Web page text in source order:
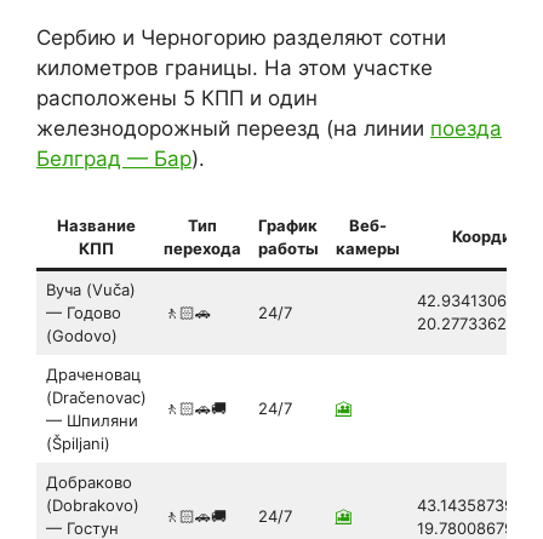
Сербию и Черногорию разделяют сотни
километров границы. На этом участке
расположены 5 КПП и один
железнодорожный переезд (на линии поезда
Белград — Бар).
Название
КПП
Тип
перехода
График
работы
Веб-
камеры
Вуча (Vuča)
— Годово
(Godovo)
🚶🏻🚗 24/7
Драченовац
(Dračenovac)
— Шпиляни
(Špiljani)
🚶🏻🚗🚚 24/7 🎦
Добраково
(Dobrakovo)
— Гостун
🚶🏻🚗🚚 24/7 🎦